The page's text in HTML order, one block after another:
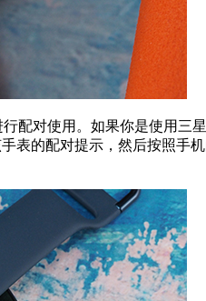
配对使用。如果你是使用三
表的配对提示，然后按照